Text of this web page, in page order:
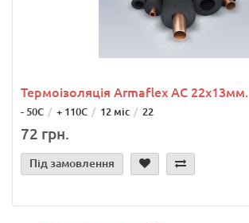
Термоізоляція Armaflex AC 22х13мм.
- 50С + 110С 12 міс 22
72 грн.
Під замовлення